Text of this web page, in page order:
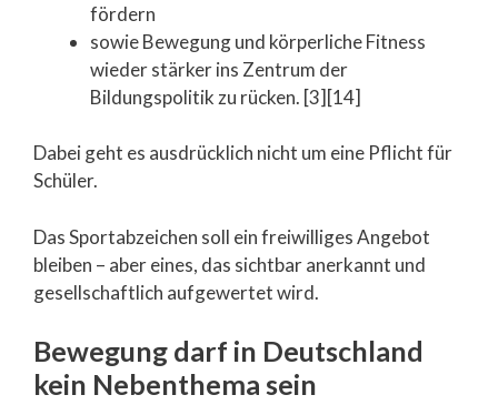
fördern
sowie Bewegung und körperliche Fitness
wieder stärker ins Zentrum der
Bildungspolitik zu rücken. [3][14]
Dabei geht es ausdrücklich nicht um eine Pflicht für
Schüler.
Das Sportabzeichen soll ein freiwilliges Angebot
bleiben – aber eines, das sichtbar anerkannt und
gesellschaftlich aufgewertet wird.
Bewegung darf in Deutschland
kein Nebenthema sein